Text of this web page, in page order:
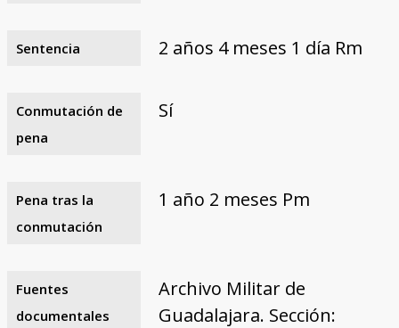
Sentencia 2 años 4 meses 1 día Rm
Conmutación de
pena
Sí
Pena tras la
conmutación
1 año 2 meses Pm
Fuentes
documentales
Archivo Militar de
Guadalajara. Sección: